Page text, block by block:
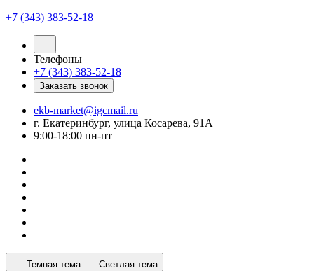
+7 (343) 383-52-18
Телефоны
+7 (343) 383-52-18
Заказать звонок
ekb-market@igcmail.ru
г. Екатеринбург, улица Косарева, 91А
9:00-18:00 пн-пт
Темная тема Светлая тема